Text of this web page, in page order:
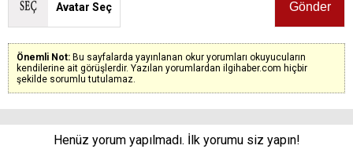
Avatar Seç
Önemli Not: Bu sayfalarda yayınlanan okur yorumları okuyucuların
kendilerine ait görüşlerdir. Yazılan yorumlardan ilgihaber.com hiçbir
şekilde sorumlu tutulamaz.
Henüz yorum yapılmadı. İlk yorumu siz yapın!